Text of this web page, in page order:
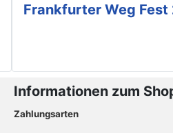
Frankfurter Weg
Informationen zum
Zahlungsarten